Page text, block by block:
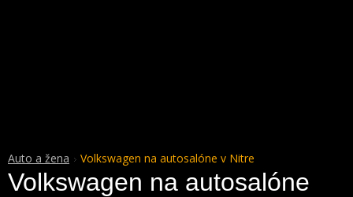
Auto a žena Volkswagen na autosalóne v Nitre
Volkswagen na autosalóne